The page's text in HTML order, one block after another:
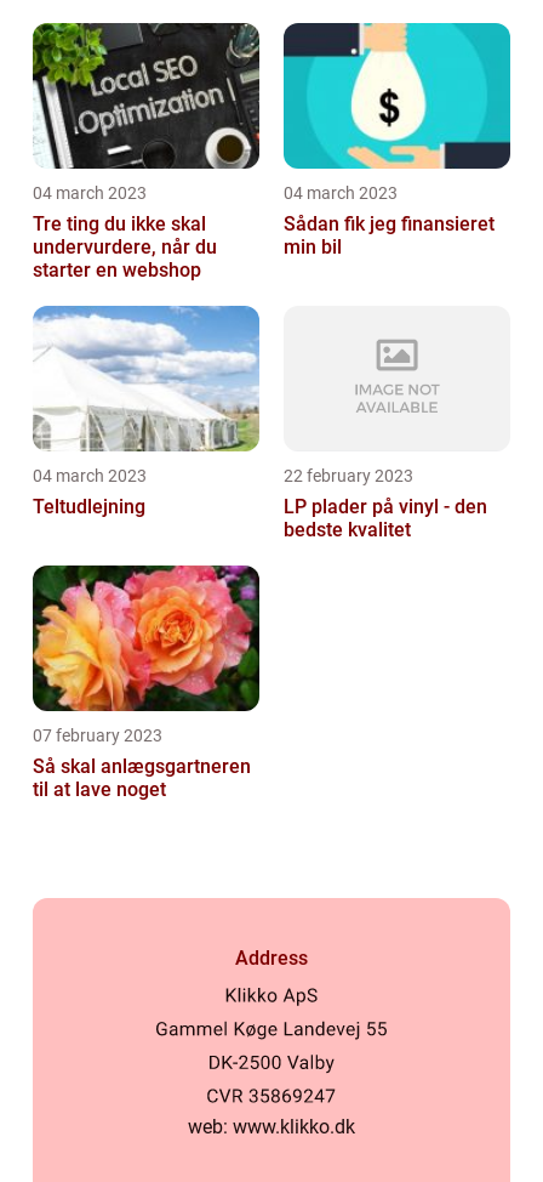
04 march 2023
Tre ting du ikke skal
undervurdere, når du
starter en webshop
04 march 2023
Sådan fik jeg finansieret
min bil
04 march 2023
Teltudlejning
22 february 2023
LP plader på vinyl - den
bedste kvalitet
07 february 2023
Så skal anlægsgartneren
til at lave noget
Address
web: www.klikko.dk